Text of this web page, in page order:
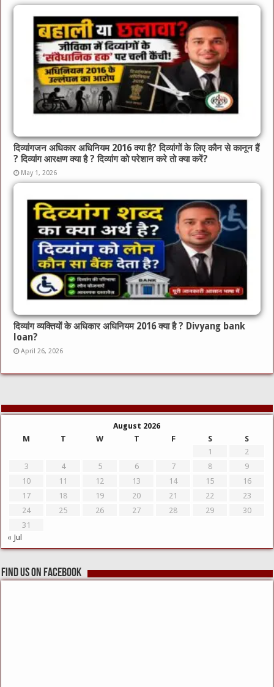
दिव्यांगजन अधिकार अधिनियम 2016 क्या है? दिव्यांगों के लिए कौन से कानून हैं
? दिव्यांग आरक्षण क्या है ? दिव्यांग को परेशान करे तो क्या करें?
May 1, 2026
दिव्यांग व्यक्तियों के अधिकार अधिनियम 2016 क्या है ? Divyang bank
loan?
April 26, 2026
August 2026
M
T W T F S
S
1
2
3
4 5 6 7 8
9
10
11 12 13 14 15
16
17
18 19 20 21 22
23
24
25 26 27 28 29
30
31
« Jul
Find us on Facebook